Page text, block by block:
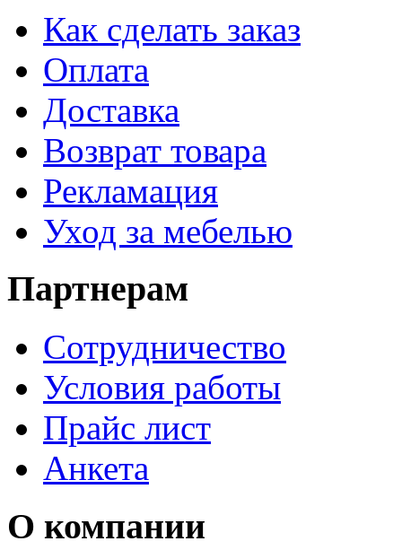
Как сделать заказ
Оплата
Доставка
Возврат товара
Рекламация
Уход за мебелью
Партнерам
Сотрудничество
Условия работы
Прайс лист
Анкета
О компании